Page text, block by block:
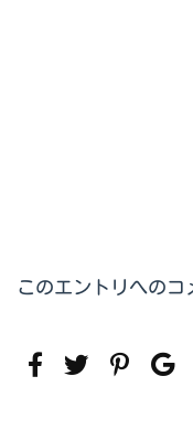
このエントリへの